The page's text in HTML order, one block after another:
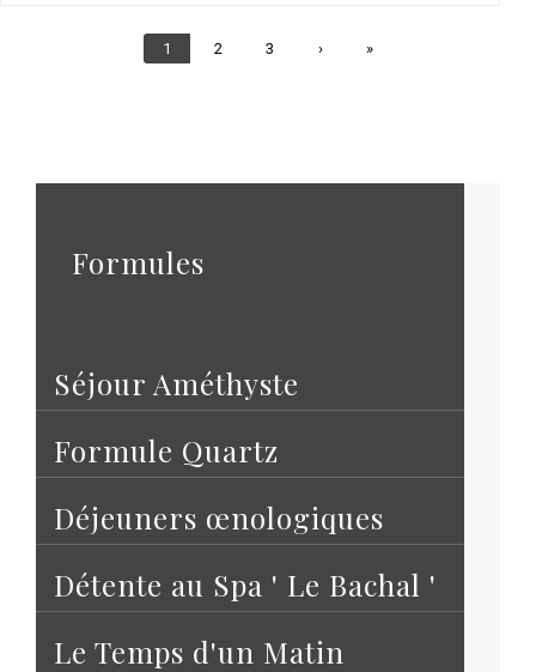
Page
1 Page
2 Page
3
Page
›
Dernière
»
Formules
Séjour Améthyste
Formule Quartz
Déjeuners œnologiques
Détente au Spa ' Le Bachal '
Le Temps d'un Matin